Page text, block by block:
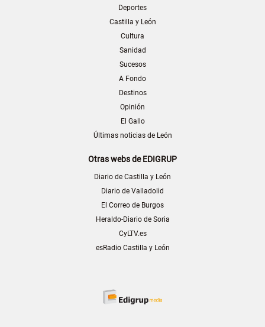
Deportes
Castilla y León
Cultura
Sanidad
Sucesos
A Fondo
Destinos
Opinión
El Gallo
Últimas noticias de León
Otras webs de EDIGRUP
Diario de Castilla y León
Diario de Valladolid
El Correo de Burgos
Heraldo-Diario de Soria
CyLTV.es
esRadio Castilla y León